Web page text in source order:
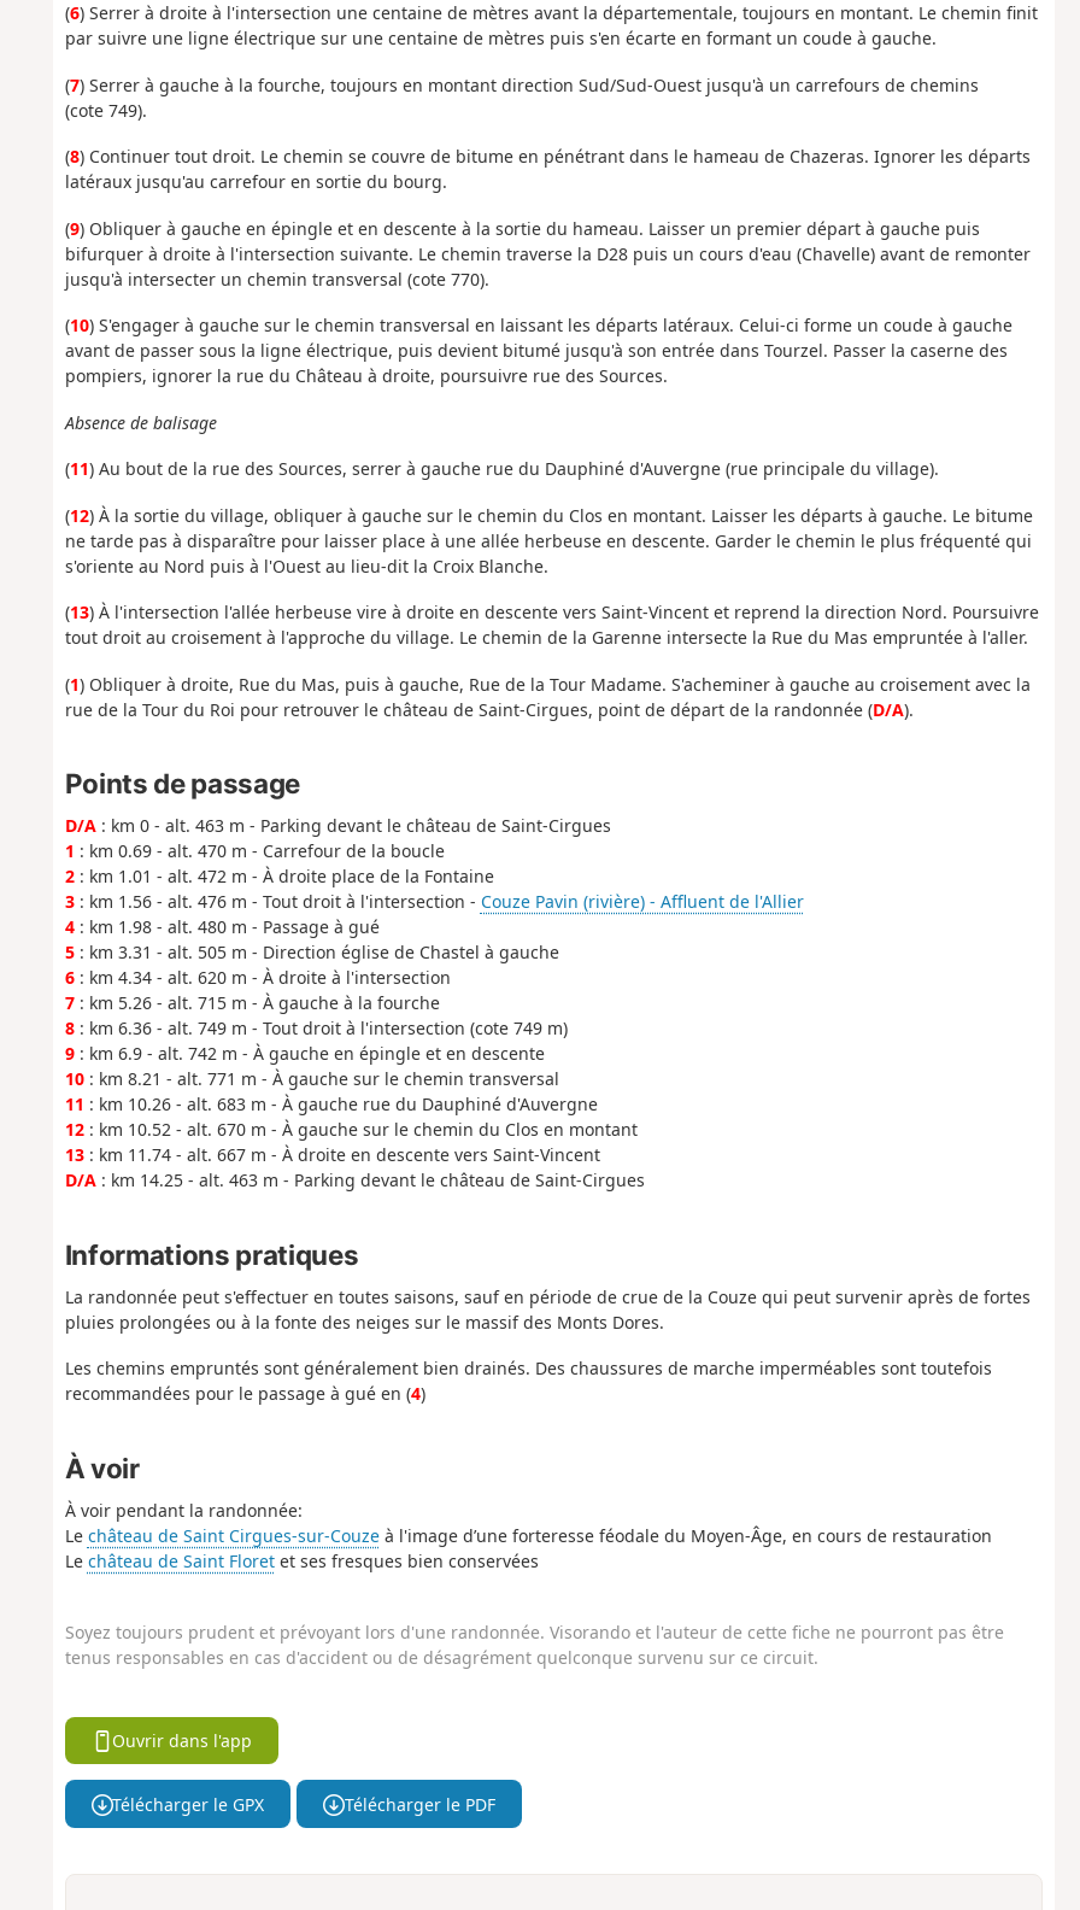
(6) Serrer à droite à l'intersection une centaine de mètres avant la départementale, toujours en montant. Le chemin finit
par suivre une ligne électrique sur une centaine de mètres puis s'en écarte en formant un coude à gauche.
(7) Serrer à gauche à la fourche, toujours en montant direction Sud/Sud-Ouest jusqu'à un carrefours de chemins
(cote 749).
(8) Continuer tout droit. Le chemin se couvre de bitume en pénétrant dans le hameau de Chazeras. Ignorer les départs
latéraux jusqu'au carrefour en sortie du bourg.
(9) Obliquer à gauche en épingle et en descente à la sortie du hameau. Laisser un premier départ à gauche puis
bifurquer à droite à l'intersection suivante. Le chemin traverse la D28 puis un cours d'eau (Chavelle) avant de remonter
jusqu'à intersecter un chemin transversal (cote 770).
(10) S'engager à gauche sur le chemin transversal en laissant les départs latéraux. Celui-ci forme un coude à gauche
avant de passer sous la ligne électrique, puis devient bitumé jusqu'à son entrée dans Tourzel. Passer la caserne des
pompiers, ignorer la rue du Château à droite, poursuivre rue des Sources.
Absence de balisage
(11) Au bout de la rue des Sources, serrer à gauche rue du Dauphiné d'Auvergne (rue principale du village).
(12) À la sortie du village, obliquer à gauche sur le chemin du Clos en montant. Laisser les départs à gauche. Le bitume
ne tarde pas à disparaître pour laisser place à une allée herbeuse en descente. Garder le chemin le plus fréquenté qui
s'oriente au Nord puis à l'Ouest au lieu-dit la Croix Blanche.
(13) À l'intersection l'allée herbeuse vire à droite en descente vers Saint-Vincent et reprend la direction Nord. Poursuivre
tout droit au croisement à l'approche du village. Le chemin de la Garenne intersecte la Rue du Mas empruntée à l'aller.
(1) Obliquer à droite, Rue du Mas, puis à gauche, Rue de la Tour Madame. S'acheminer à gauche au croisement avec la
rue de la Tour du Roi pour retrouver le château de Saint-Cirgues, point de départ de la randonnée (D/A).
Points de passage
D/A: km 0 - alt. 463 m - Parking devant le château de Saint-Cirgues
1 : km 0.69 - alt. 470 m - Carrefour de la boucle
2: km 1.01 - alt. 472 m - À droite place de la Fontaine
3: km 1.56 - alt. 476 m - Tout droit à l'intersection - Couze Pavin (rivière) - Affluent de l'Allier
4: km 1.98 - alt. 480 m - Passage à gué
5: km 3.31 - alt. 505 m - Direction église de Chastel à gauche
6: km 4.34 - alt. 620 m - À droite à l'intersection
7: km 5.26 - alt. 715 m - À gauche à la fourche
8: km 6.36 - alt. 749 m - Tout droit à l'intersection (cote 749 m)
9: km 6.9 - alt. 742 m - À gauche en épingle et en descente
10: km 8.21 - alt. 771 m - À gauche sur le chemin transversal
11 : km 10.26 - alt. 683 m - À gauche rue du Dauphiné d'Auvergne
12: km 10.52 - alt. 670 m - À gauche sur le chemin du Clos en montant
13: km 11.74 - alt. 667 m - À droite en descente vers Saint-Vincent
D/A: km 14.25 - alt. 463 m - Parking devant le château de Saint-Cirgues
Informations pratiques
La randonnée peut s'effectuer en toutes saisons, sauf en période de crue de la Couze qui peut survenir après de fortes
pluies prolongées ou à la fonte des neiges sur le massif des Monts Dores.
Les chemins empruntés sont généralement bien drainés. Des chaussures de marche imperméables sont toutefois
recommandées pour le passage à gué en (4)
À voir
À voir pendant la randonnée:
Le château de Saint Cirgues-sur-Couzeà l'image d’une forteresse féodale du Moyen-Âge, en cours de restauration
Le château de Saint Floretet ses fresques bien conservées
Soyez toujours prudent et prévoyant lors d'une randonnée. Visorando et l'auteur de cette fiche ne pourront pas être
tenus responsables en cas d'accident ou de désagrément quelconque survenu sur ce circuit.
Ouvrir dans l'app
Télécharger le GPX Télécharger le PDF